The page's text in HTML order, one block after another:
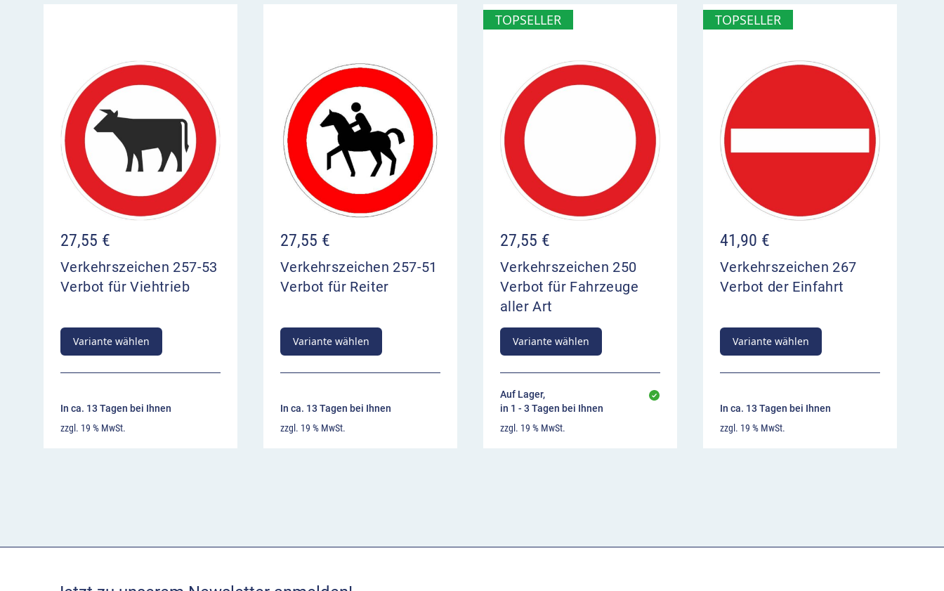
27,55 €
Verkehrszeichen 257-53
Verbot für Viehtrieb
Variante wählen
In ca. 13 Tagen bei Ihnen
zzgl. 19 % MwSt.
27,55 €
Verkehrszeichen 257-51
Verbot für Reiter
Variante wählen
In ca. 13 Tagen bei Ihnen
zzgl. 19 % MwSt.
TOPSELLER
27,55 €
Verkehrszeichen 250
Verbot für Fahrzeuge
aller Art
Variante wählen
Auf Lager,
in 1 - 3 Tagen bei Ihnen
zzgl. 19 % MwSt.
TOPSELLER
41,90 €
Verkehrszeichen 267
Verbot der Einfahrt
Variante wählen
In ca. 13 Tagen bei Ihnen
zzgl. 19 % MwSt.